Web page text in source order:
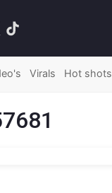
Virals Hot shots